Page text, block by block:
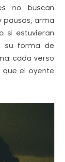
no buscan
pausas, arma
si estuvieran
su forma de
cada verso
el oyente